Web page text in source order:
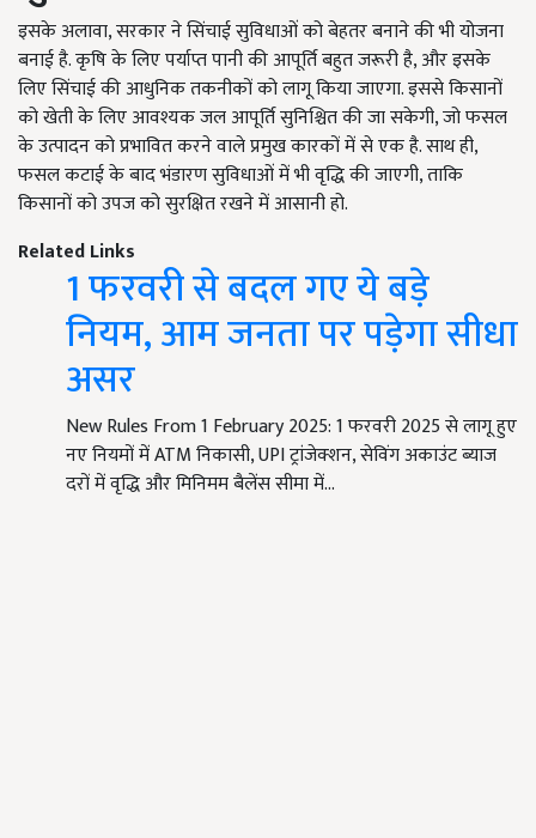
इसके अलावा, सरकार ने सिंचाई सुविधाओं को बेहतर बनाने की भी योजना
बनाई है. कृषि के लिए पर्याप्त पानी की आपूर्ति बहुत जरूरी है, और इसके
लिए सिंचाई की आधुनिक तकनीकों को लागू किया जाएगा. इससे किसानों
को खेती के लिए आवश्यक जल आपूर्ति सुनिश्चित की जा सकेगी, जो फसल
के उत्पादन को प्रभावित करने वाले प्रमुख कारकों में से एक है. साथ ही,
फसल कटाई के बाद भंडारण सुविधाओं में भी वृद्धि की जाएगी, ताकि
किसानों को उपज को सुरक्षित रखने में आसानी हो.
Related Links
1 फरवरी से बदल गए ये बड़े
नियम, आम जनता पर पड़ेगा सीधा
असर
New Rules From 1 February 2025: 1 फरवरी 2025 से लागू हुए
नए नियमों में ATM निकासी, UPI ट्रांजेक्शन, सेविंग अकाउंट ब्याज
दरों में वृद्धि और मिनिमम बैलेंस सीमा में…